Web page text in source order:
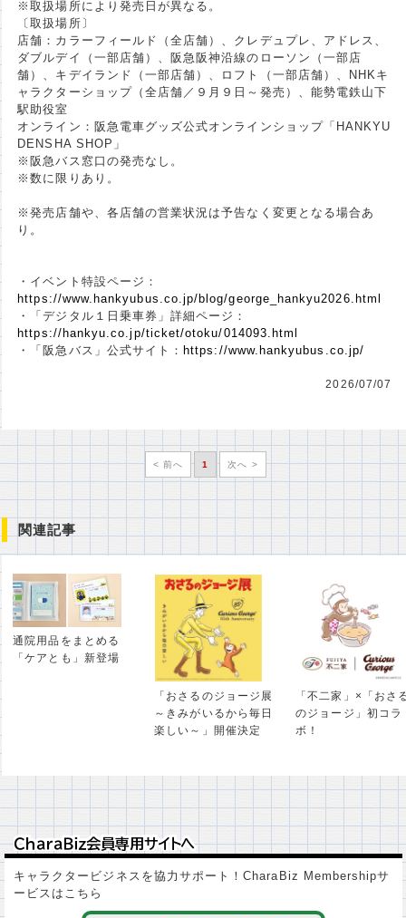
※取扱場所により発売日が異なる。
〔取扱場所〕
店舗：カラーフィールド（全店舗）、クレデュプレ、アドレス、
ダブルデイ（一部店舗）、阪急阪神沿線のローソン（一部店
舗）、キデイランド（一部店舗）、ロフト（一部店舗）、NHKキ
ャラクターショップ（全店舗／９月９日～発売）、能勢電鉄山下
駅助役室
オンライン：阪急電車グッズ公式オンラインショップ「HANKYU
DENSHA SHOP」
※阪急バス窓口の発売なし。
※数に限りあり。
※発売店舗や、各店舗の営業状況は予告なく変更となる場合あ
り。
・イベント特設ページ：
https://www.hankyubus.co.jp/blog/george_hankyu2026.html
・「デジタル１日乗車券」詳細ページ：
https://hankyu.co.jp/ticket/otoku/014093.html
・「阪急バス」公式サイト： https://www.hankyubus.co.jp/
2026/07/07
< 前へ 1 次へ >
関連記事
通院用品をまとめる
「ケアとも」新登場
「おさるのジョージ展
～きみがいるから毎日
楽しい～」開催決定
「不二家」×「おさ
のジョージ」初コラ
ボ！
ＣｈａｒａＢｉｚ会員専用サイトへ
ＣｈａｒａＢｉｚ会員専用サイトへ
キャラクタービジネスを協力サポート！CharaBiz Membershipサ
ービスはこちら